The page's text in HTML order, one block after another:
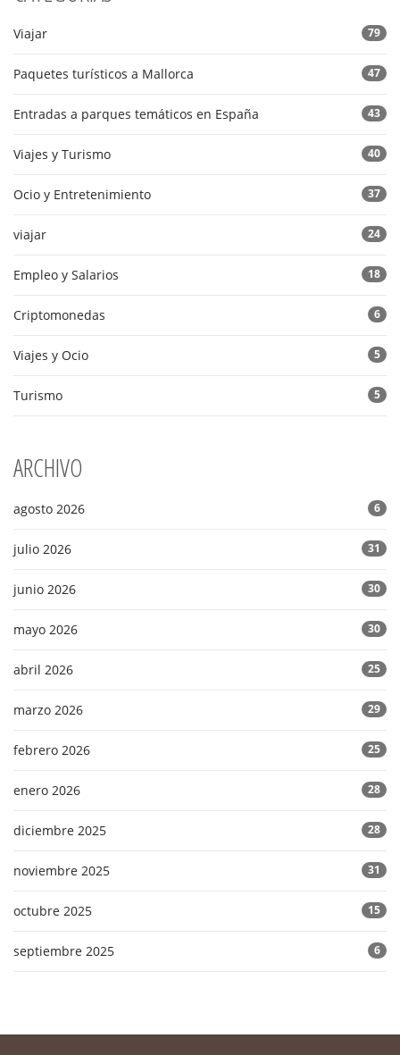
Viajar 79
Paquetes turísticos a Mallorca 47
Entradas a parques temáticos en España 43
Viajes y Turismo 40
Ocio y Entretenimiento 37
viajar 24
Empleo y Salarios 18
Criptomonedas 6
Viajes y Ocio 5
Turismo 5
ARCHIVO
agosto 2026 6
julio 2026 31
junio 2026 30
mayo 2026 30
abril 2026 25
marzo 2026 29
febrero 2026 25
enero 2026 28
diciembre 2025 28
noviembre 2025 31
octubre 2025 15
septiembre 2025 6